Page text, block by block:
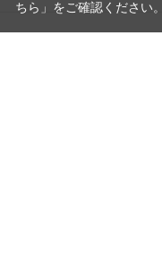
ちら 」をご確認ください。